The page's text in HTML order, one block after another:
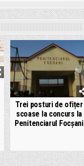
Trei posturi de ofițer
scoase la concurs la
Penitenciarul Focșani